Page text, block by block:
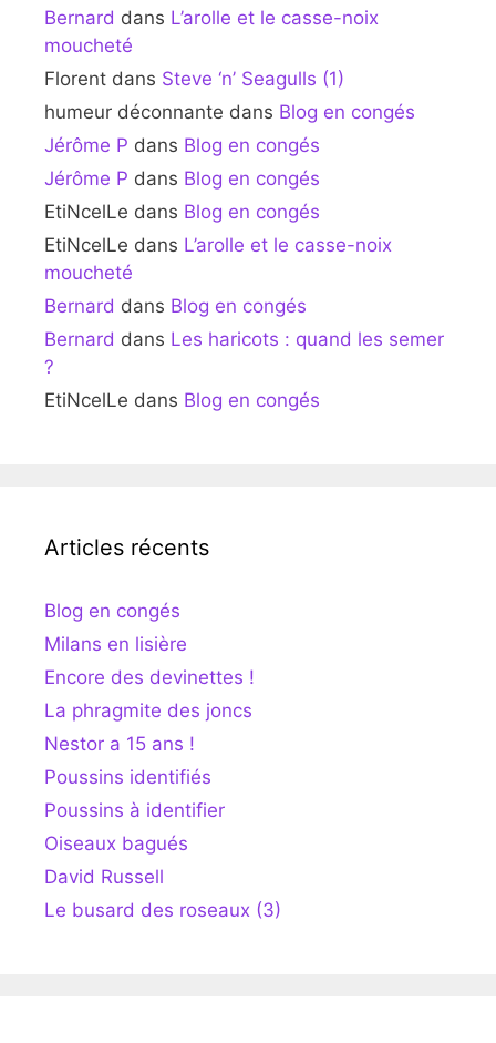
Bernard dans L’arolle et le casse-noix
moucheté
Florent dans Steve ‘n’ Seagulls (1)
humeur déconnante dans Blog en congés
Jérôme P dans Blog en congés
Jérôme P dans Blog en congés
EtiNcelLe dans Blog en congés
EtiNcelLe dans L’arolle et le casse-noix
moucheté
Bernard dans Blog en congés
Bernard dans Les haricots : quand les semer
?
EtiNcelLe dans Blog en congés
Articles récents
Blog en congés
Milans en lisière
Encore des devinettes !
La phragmite des joncs
Nestor a 15 ans !
Poussins identifiés
Poussins à identifier
Oiseaux bagués
David Russell
Le busard des roseaux (3)